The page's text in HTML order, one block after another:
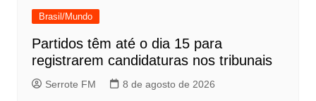
Brasil/Mundo
Partidos têm até o dia 15 para
registrarem candidaturas nos tribunais
Serrote FM 8 de agosto de 2026